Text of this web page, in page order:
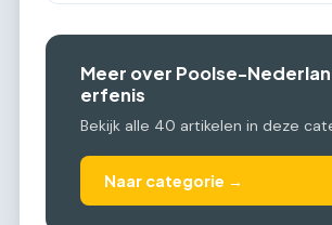
Meer over Poolse-
erfenis
Bekijk alle 40 artikelen in deze
Naar categorie →